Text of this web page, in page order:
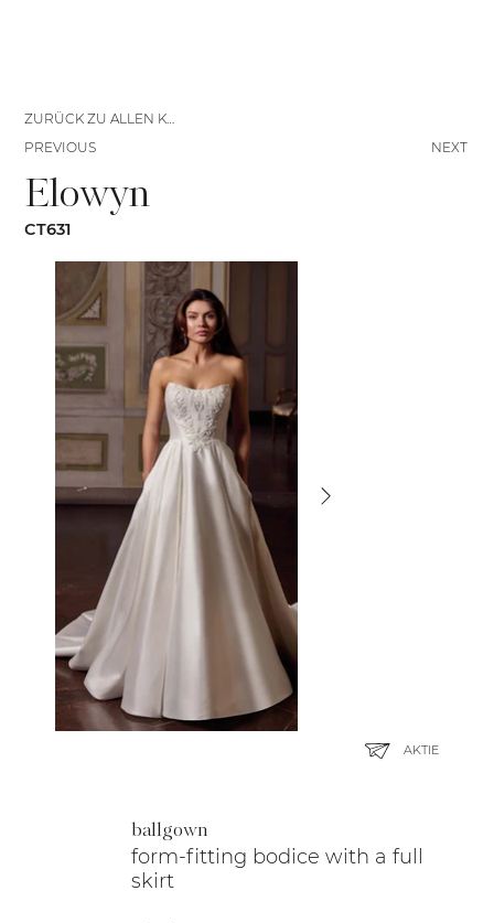
ballgown
form-fitting bodice with a full
skirt
Elowyn
CT631
AKTIE
NEXT
ZURÜCK ZU ALLEN KLEIDERN
PREVIOUS